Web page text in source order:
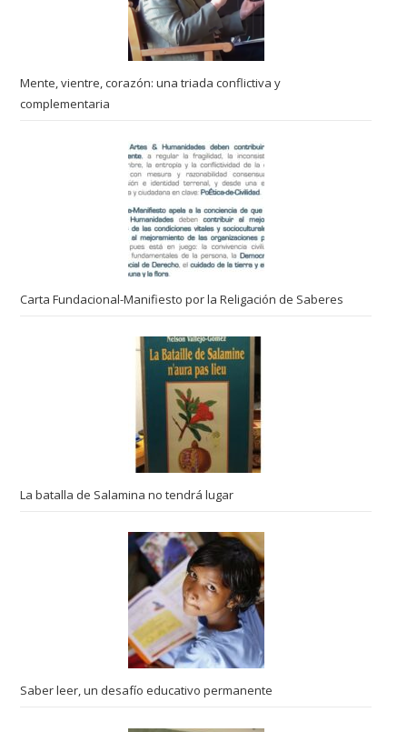
Mente, vientre, corazón: una triada conflictiva y
complementaria
Carta Fundacional-Manifiesto por la Religación de Saberes
La batalla de Salamina no tendrá lugar
Saber leer, un desafío educativo permanente